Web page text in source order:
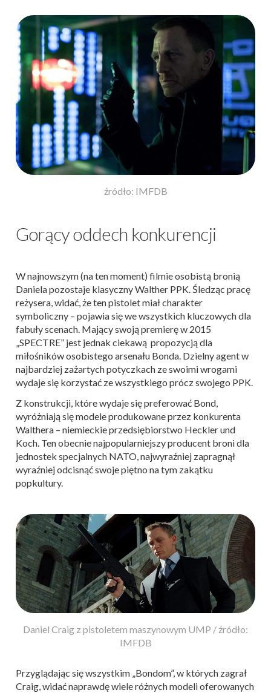
źródło: IMFDB
Gorący oddech konkurencji
W najnowszym (na ten moment) filmie osobistą bronią
Daniela pozostaje klasyczny Walther PPK. Śledząc pracę
reżysera, widać, że ten pistolet miał charakter
symboliczny – pojawia się we wszystkich kluczowych dla
fabuły scenach. Mający swoją premierę w 2015
„SPECTRE” jest jednak ciekawą propozycją dla
miłośników osobistego arsenału Bonda. Dzielny agent w
najbardziej zażartych potyczkach ze swoimi wrogami
wydaje się korzystać ze wszystkiego prócz swojego PPK.
Z konstrukcji, które wydaje się preferować Bond,
wyróżniają się modele produkowane przez konkurenta
Walthera – niemieckie przedsiębiorstwo Heckler und
Koch. Ten obecnie najpopularniejszy producent broni dla
jednostek specjalnych NATO, najwyraźniej zapragnął
wyraźniej odcisnąć swoje piętno na tym zakątku
popkultury.
Daniel Craig z pistoletem maszynowym UMP / źródło:
IMFDB
Przyglądając się wszystkim „Bondom”, w których zagrał
Craig, widać naprawdę wiele różnych modeli oferowanych